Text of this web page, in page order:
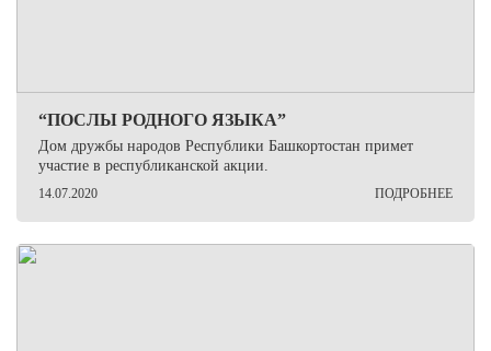
“ПОСЛЫ РОДНОГО ЯЗЫКА”
Дом дружбы народов Республики Башкортостан примет
участие в республиканской акции.
14.07.2020 ПОДРОБНЕЕ